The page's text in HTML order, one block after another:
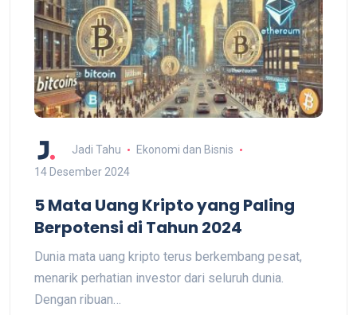
Jadi Tahu
Ekonomi dan Bisnis
14 Desember 2024
5 Mata Uang Kripto yang Paling
Berpotensi di Tahun 2024
Dunia mata uang kripto terus berkembang pesat,
menarik perhatian investor dari seluruh dunia.
Dengan ribuan…